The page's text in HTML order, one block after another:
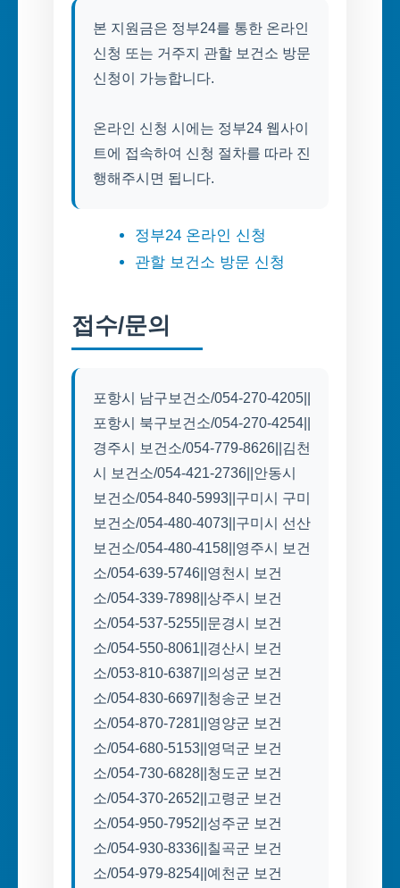
본 지원금은 정부24를 통한 온라인
신청 또는 거주지 관할 보건소 방문
신청이 가능합니다.
온라인 신청 시에는 정부24 웹사이
트에 접속하여 신청 절차를 따라 진
행해주시면 됩니다.
정부24 온라인 신청
관할 보건소 방문 신청
접수/문의
포항시 남구보건소/054-270-4205||
포항시 북구보건소/054-270-4254||
경주시 보건소/054-779-8626||김천
시 보건소/054-421-2736||안동시
보건소/054-840-5993||구미시 구미
보건소/054-480-4073||구미시 선산
보건소/054-480-4158||영주시 보건
소/054-639-5746||영천시 보건
소/054-339-7898||상주시 보건
소/054-537-5255||문경시 보건
소/054-550-8061||경산시 보건
소/053-810-6387||의성군 보건
소/054-830-6697||청송군 보건
소/054-870-7281||영양군 보건
소/054-680-5153||영덕군 보건
소/054-730-6828||청도군 보건
소/054-370-2652||고령군 보건
소/054-950-7952||성주군 보건
소/054-930-8336||칠곡군 보건
소/054-979-8254||예천군 보건